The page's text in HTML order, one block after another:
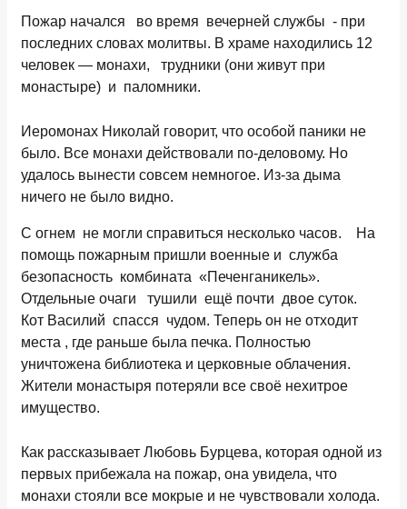
Пожар начался во время вечерней службы - при
последних словах молитвы. В храме находились 12
человек — монахи, трудники (они живут при
монастыре) и паломники.
Иеромонах Николай говорит, что особой паники не
было. Все монахи действовали по-деловому. Но
удалось вынести совсем немногое. Из-за дыма
ничего не было видно.
С огнем не могли справиться несколько часов. На
помощь пожарным пришли военные и служба
безопасность комбината «Печенганикель».
Отдельные очаги тушили ещё почти двое суток.
Кот Василий спасся чудом. Теперь он не отходит
места , где раньше была печка. Полностью
уничтожена библиотека и церковные облачения.
Жители монастыря потеряли все своё нехитрое
имущество.
Как рассказывает Любовь Бурцева, которая одной из
первых прибежала на пожар, она увидела, что
монахи стояли все мокрые и не чувствовали холода.